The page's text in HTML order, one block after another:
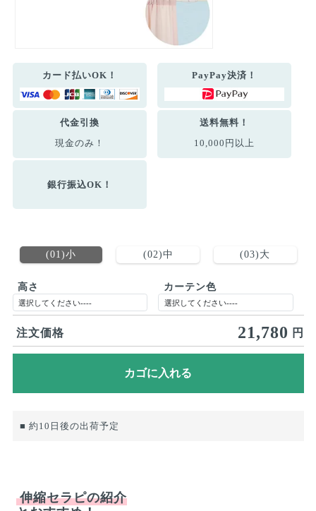
カード払いOK！ PayPay決済！
代金引換
現金のみ！
送料無料！
10,000円以上
銀行振込OK！
(01)小 (02)中 (03)大
高さ カーテン色
注文価格 21,780 円
■ 約10日後の出荷予定
伸縮セラピの紹介